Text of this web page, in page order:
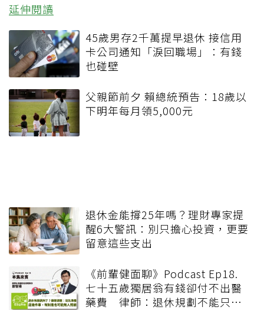
延伸閱讀
45歲男存2千萬提早退休 接信用
卡公司通知「淚回職場」：有錢
也碰壁
父親節前夕 賴總統預告：18歲以
下明年每月領5,000元
退休金能撐25年嗎？理財專家提
醒6大警訊：別只擔心投資，更要
留意這些支出
《前輩健面聊》Podcast Ep18.
七十五歲獨居翁有錢卻付不出醫
藥費 律師：退休規劃不能只有